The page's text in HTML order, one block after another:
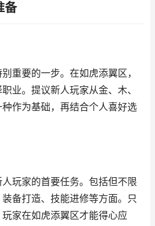
备
重要的一步。在如虎添翼区，
业。提议新人玩家从金、木、
作为基础，再结合个人喜好选
玩家的首要任务。包括但不限
备打造、技能进修等方面。只
家在如虎添翼区才能得心应